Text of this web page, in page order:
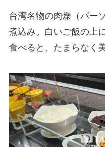
台湾名物の肉燥（バー
煮込み。白いご飯の上
食べると、たまらなく